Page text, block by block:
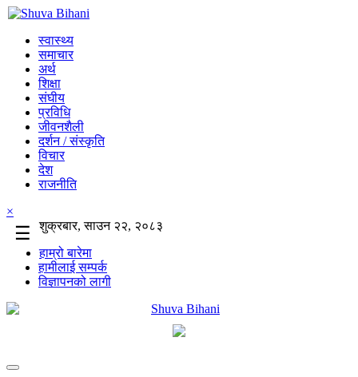
स्वास्थ्य
समाचार
अर्थ
शिक्षा
संघीय
प्रविधि
जीवनशैली
दर्शन / संस्कृति
विचार
देश
राजनीति
×
☰
शुक्रबार, साउन २२, २०८३
हाम्रो बारेमा
हामीलाई सम्पर्क
विज्ञापनको लागी